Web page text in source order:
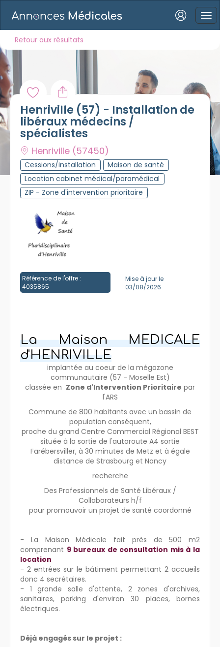
Mot de passe oublié ?
Connexion
Se connecter avec Facebook
Se connecter avec LinkedIn
Retour aux résultats
Henriville (57) - Installation de
libéraux médecins /
spécialistes
Henriville (57450)
Cessions/installation
Maison de santé
Location cabinet médical/paramédical
ZIP - Zone d'intervention prioritaire
Référence de l'offre :
4035865
Mise à jour le
03/08/2026
La Maison MEDICALE
d'HENRIVILLE
implantée au coeur de la mégazone
communautaire (57 - Moselle Est)
classée en Zone d'Intervention Prioritaire par
l'ARS
Commune de 800 habitants avec un bassin de
population conséquent,
proche du grand Centre Commercial Régional BEST
située à la sortie de l'autoroute A4 sortie
Farébersviller, à 30 minutes de Metz et à égale
distance de Strasbourg et Nancy
recherche
Des Professionnels de Santé Libéraux /
Collaborateurs h/f
pour promouvoir un projet de santé coordonné
- La Maison Médicale fait près de 500 m2
comprenant 9 bureaux de consultation mis à la
location
- 2 entrées sur le bâtiment permettant 2 accueils
donc 4 secrétaires.
- 1 grande salle d'attente, 2 zones d'archives,
sanitaires, parking d'environ 30 places, bornes
électriques.
Déjà engagés sur le projet :